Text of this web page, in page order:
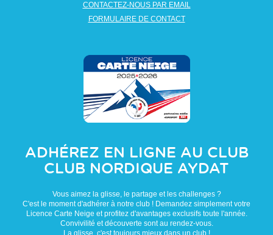
CONTACTEZ-NOUS PAR EMAIL
FORMULAIRE DE CONTACT
ADHÉREZ EN LIGNE AU CLUB
CLUB NORDIQUE AYDAT
Vous aimez la glisse, le partage et les challenges ?
C'est le moment d'adhérer à notre club ! Demandez simplement votre
Licence Carte Neige et profitez d'avantages exclusifs toute l'année.
Convivilité et découverte sont au rendez-vous.
La glisse, c'est toujours mieux dans un club !